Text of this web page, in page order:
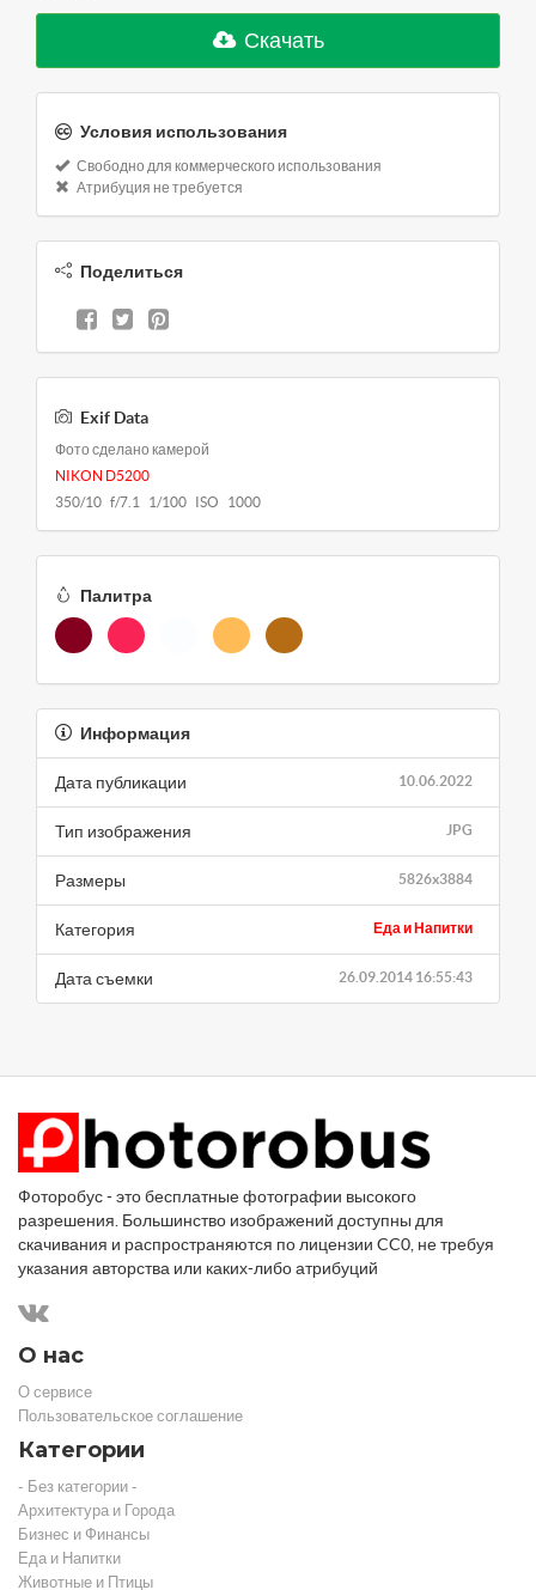
Скачать
Условия использования
Свободно для коммерческого использования
Атрибуция не требуется
Поделиться
Exif Data
Фото сделано камерой
NIKON D5200
350/10 f/7.1 1/100 ISO 1000
Палитра
Информация
10.06.2022
Дата публикации
JPG
Тип изображения
5826x3884
Размеры
Еда и Напитки
Категория
26.09.2014 16:55:43
Дата съемки
Фоторобус - это бесплатные фотографии высокого
разрешения. Большинство изображений доступны для
скачивания и распространяются по лицензии CC0, не требуя
указания авторства или каких-либо атрибуций
О нас
О сервисе
Пользовательское соглашение
Категории
- Без категории -
Архитектура и Города
Бизнес и Финансы
Еда и Напитки
Животные и Птицы